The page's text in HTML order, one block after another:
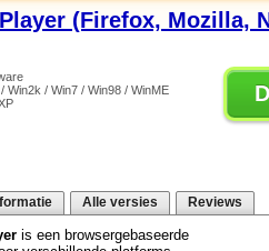
(Firefox, Mozilla,
Win2k / Win7 / Win98 / WinME
Alle versies Reviews
is een browsergebaseerde